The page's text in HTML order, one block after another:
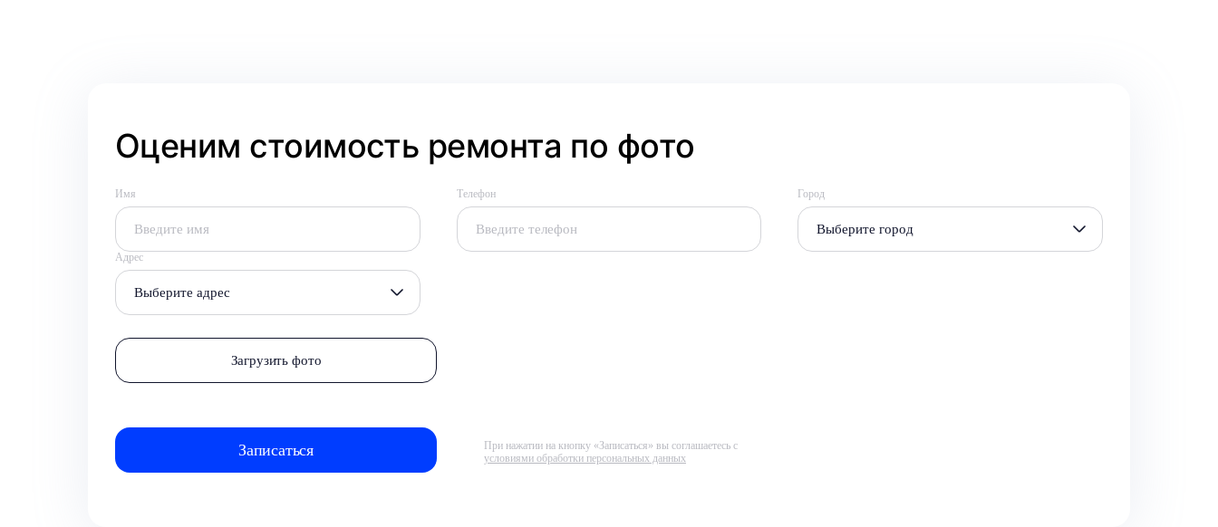
Оценим стоимость ремонта по фото
Имя Телефон Город
Выберите город
Адрес
Выберите адрес
Загрузить фото
При нажатии на кнопку «Записаться» вы соглашаетесь с
условиями обработки персональных данных